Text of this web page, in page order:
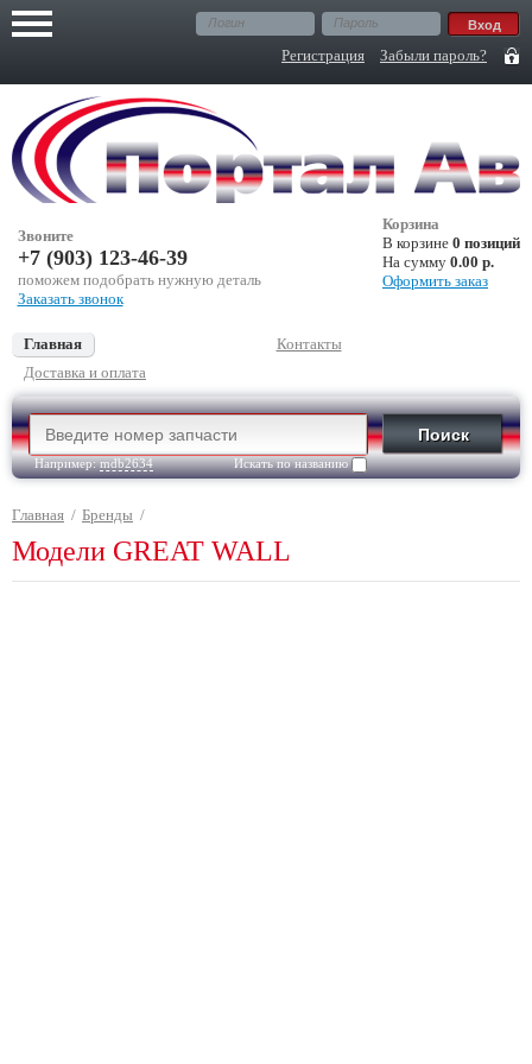
Регистрация Забыли пароль?
Корзина
В корзине 0 позиций
На сумму 0.00 р.
Оформить заказ
Звоните
+7 (903) 123-46-39
поможем подобрать нужную деталь
Заказать звонок
Главная
Контакты
Доставка и оплата
Например:mdb2634 Искать по названию
Главная / Бренды /
Модели GREAT WALL